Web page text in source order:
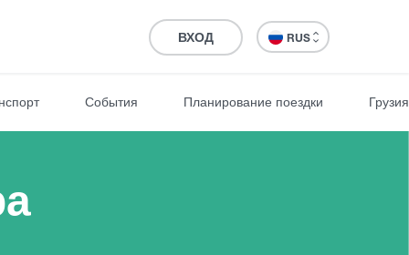
ВХОД RUS
События Планирование поездки Грузия